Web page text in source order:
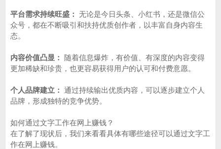
平台需求持续旺盛： 无论是今日头条、小红书，还是微信公
众号，都在不断吸引和扶持优质创作者，以丰富自身内容生
态。
内容价值凸显：
随着信息爆炸，有价值、有深度的内容变得
更加稀缺和珍贵，也更容易获得用户的认可和付费意愿。
个人品牌建立： 通过持续输出优质内容，可以逐步建立个人
品牌，形成独特的竞争优势。
如何通过文字工作在网上赚钱？
在了解了现状后，我们来看看具体有哪些途径可以通过文字工
作在网上赚钱。